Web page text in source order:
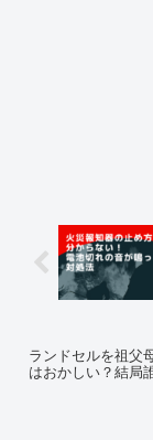
ランドセルを祖父
はおかしい？結局